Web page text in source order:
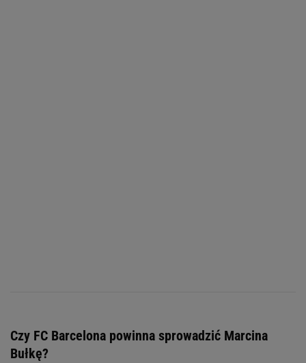
Czy FC Barcelona powinna sprowadzić Marcina
Bułkę?